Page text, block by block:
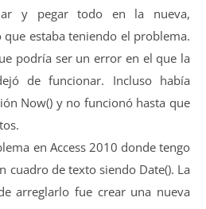
y pegar todo en la nueva,
estaba teniendo el problema.
podría ser un error en el que la
de funcionar. Incluso había
Now() y no funcionó hasta que
en Access 2010 donde tengo
cuadro de texto siendo Date(). La
arreglarlo fue crear una nueva